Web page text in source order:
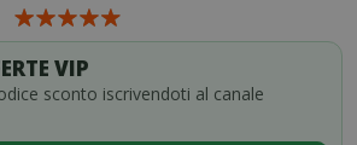
VIP
sconto iscrivendoti al canale